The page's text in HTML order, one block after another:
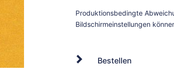
Bestellen